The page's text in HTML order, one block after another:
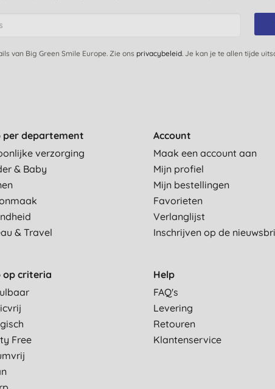
van Big Green Smile Europe. Zie ons privacybeleid. Je kan je te allen tijde
per departement
verzorging
& Baby
& Travel
op criteria
Free
Account
Maak een account aan
Mijn profiel
Mijn bestellingen
Favorieten
Verlanglijst
Inschrijven op de
Help
FAQ's
Levering
Retouren
Klantenservice